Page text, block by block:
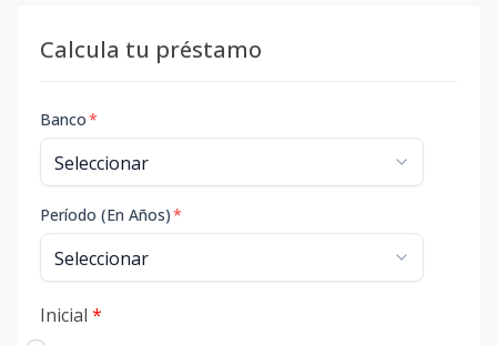
Calcula tu préstamo
Banco*
Período (En Años)*
Inicial *